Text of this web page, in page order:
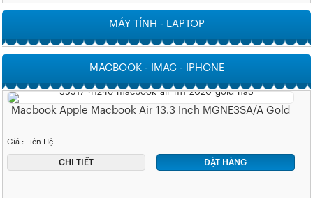
MÁY TÍNH - LAPTOP
MACBOOK - IMAC - IPHONE
Macbook Apple Macbook Air 13.3 Inch MGNE3SA/A Gold
Giá : Liên Hệ
CHI TIẾT ĐẶT HÀNG